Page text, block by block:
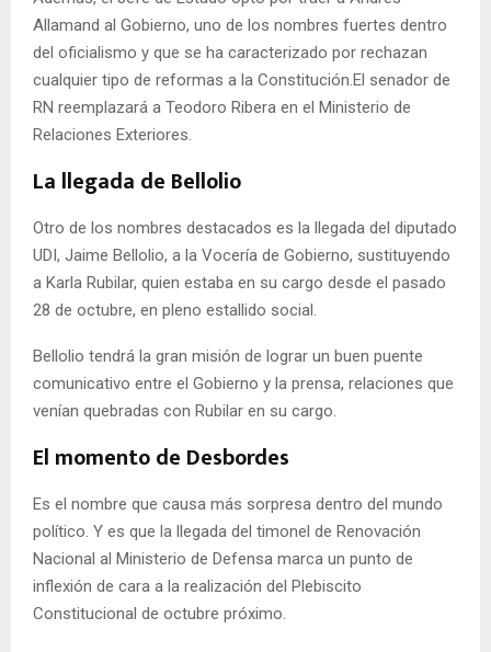
Allamand al Gobierno, uno de los nombres fuertes dentro
del oficialismo y que se ha caracterizado por rechazan
cualquier tipo de reformas a la Constitución.El senador de
RN reemplazará a Teodoro Ribera en el Ministerio de
Relaciones Exteriores.
La llegada de Bellolio
Otro de los nombres destacados es la llegada del diputado
UDI, Jaime Bellolio, a la Vocería de Gobierno, sustituyendo
a Karla Rubilar, quien estaba en su cargo desde el pasado
28 de octubre, en pleno estallido social.
Bellolio tendrá la gran misión de lograr un buen puente
comunicativo entre el Gobierno y la prensa, relaciones que
venían quebradas con Rubilar en su cargo.
El momento de Desbordes
Es el nombre que causa más sorpresa dentro del mundo
político. Y es que la llegada del timonel de Renovación
Nacional al Ministerio de Defensa marca un punto de
inflexión de cara a la realización del Plebiscito
Constitucional de octubre próximo.